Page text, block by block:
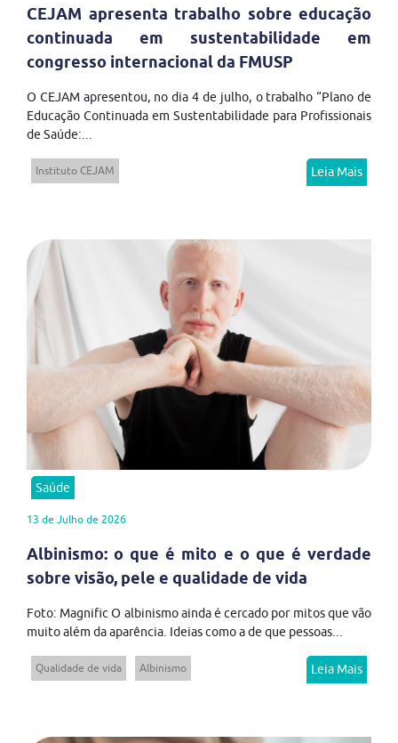
CEJAM apresenta trabalho sobre educação
continuada em sustentabilidade em
congresso internacional da FMUSP
O CEJAM apresentou, no dia 4 de julho, o trabalho “Plano de
Educação Continuada em Sustentabilidade para Profissionais
de Saúde:...
Instituto CEJAM Leia Mais
Saúde
13 de Julho de 2026
Albinismo: o que é mito e o que é verdade
sobre visão, pele e qualidade de vida
Foto: Magnific O albinismo ainda é cercado por mitos que vão
muito além da aparência. Ideias como a de que pessoas...
Qualidade de vida Albinismo Leia Mais